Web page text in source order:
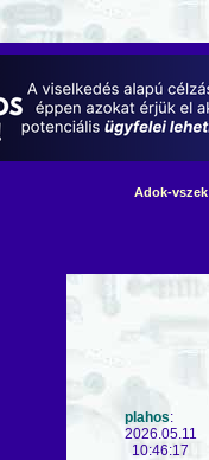
Adok-
plahos:
2026.05.11
10:46:17